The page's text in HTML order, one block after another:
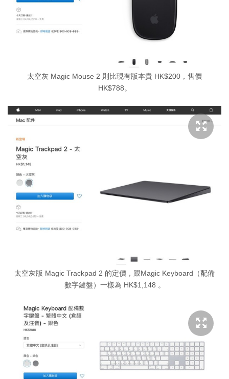
太空灰 Magic Mouse 2 則比現有版本貴 HK$200，售價
HK$788。
太空灰版 Magic Trackpad 2 的定價，跟Magic Keyboard（配備
數字鍵盤）一樣為 HK$1,148 。